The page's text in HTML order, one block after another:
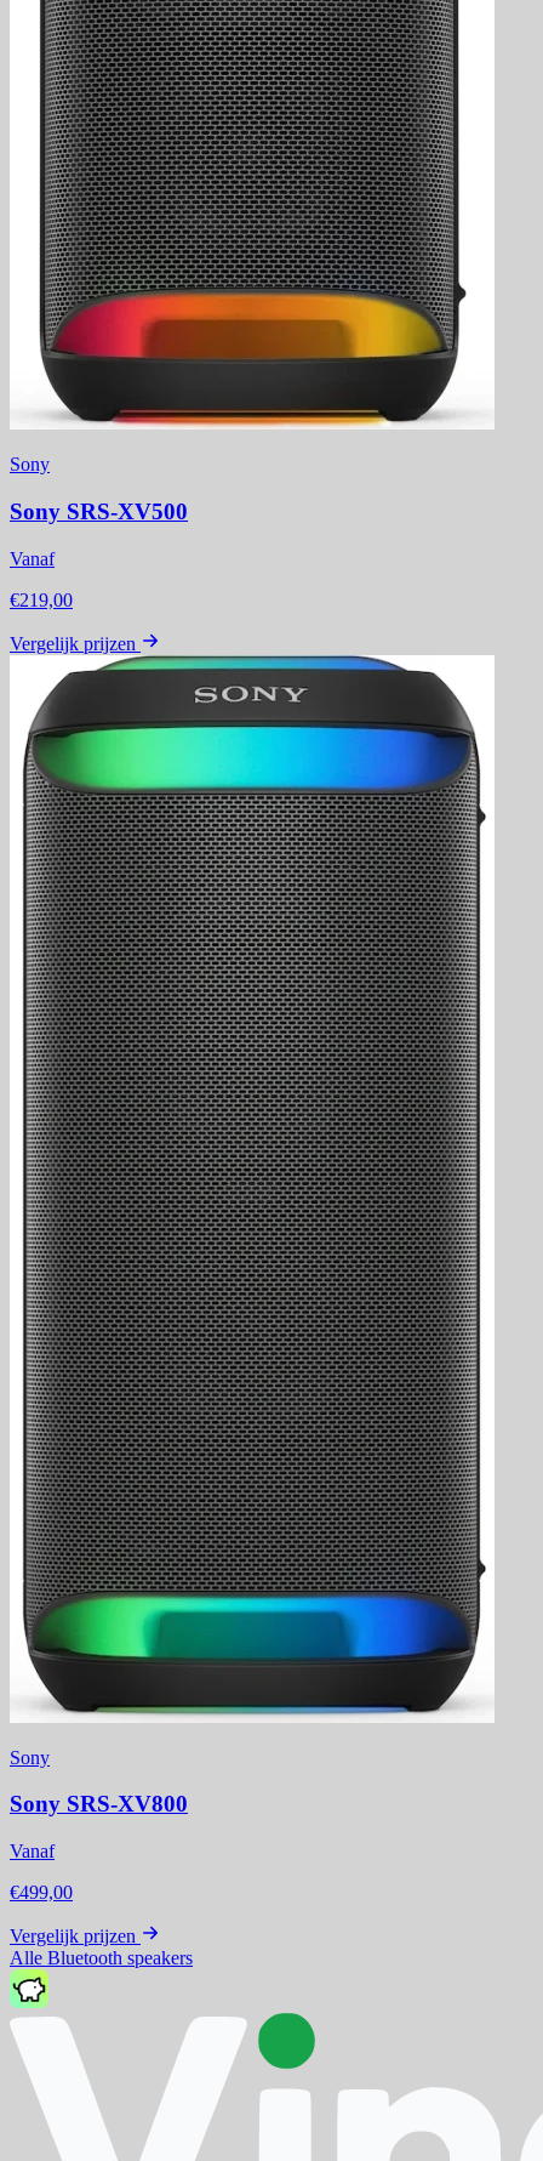
Sony
Sony SRS-XV500
Vanaf
€219,00
Vergelijk prijzen
Sony
Sony SRS-XV800
Vanaf
€499,00
Vergelijk prijzen
Alle Bluetooth speakers